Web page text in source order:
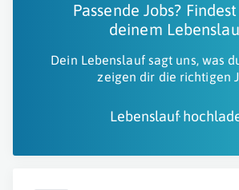
Passende Jobs?
deinem
Dein Lebenslauf sagt uns, was
zeigen dir die richtigen
Lebenslauf